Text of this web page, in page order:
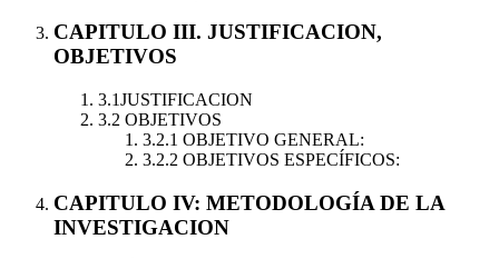
CAPITULO III. JUSTIFICACION,
OBJETIVOS
3.1JUSTIFICACION
3.2 OBJETIVOS
3.2.1 OBJETIVO GENERAL:
3.2.2 OBJETIVOS ESPECÍFICOS:
CAPITULO IV: METODOLOGÍA DE LA
INVESTIGACION